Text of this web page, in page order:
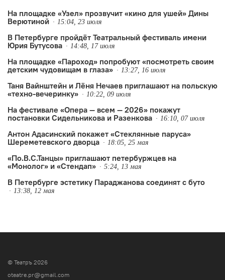
На площадке «Узел» прозвучит «кино для ушей» Дины
Верютиной
15:04, 23 июля
В Петербурге пройдёт Театральный фестиваль имени
Юрия Бутусова
14:48, 17 июля
На площадке «Пароход» попробуют «посмотреть своим
детским чудовищам в глаза»
13:27, 16 июля
Таня Вайнштейн и Лёня Нечаев приглашают на польскую
«техно-вечеринку»
10:22, 09 июля
На фестивале «Опера — всем — 2026» покажут
постановки Сидельникова и Разенкова
16:10, 07 июля
Антон Адасинский покажет «Стеклянные паруса»
Шереметевского дворца
18:05, 25 мая
«По.В.С.Танцы» приглашают петербуржцев на
«Монолог» и «Стендап»
5:24, 13 мая
В Петербурге эстетику Параджанова соединят с буто
13:38, 12 мая
© Театръ 2026
oteatre.pr@gmail.com